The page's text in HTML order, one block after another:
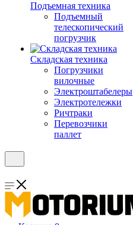
Подъемная техника
Подъемный
телескопический
погрузчик
Складская техника
Погрузчики
вилочные
Электроштабелеры
Электротележки
Ричтраки
Перевозчики
паллет